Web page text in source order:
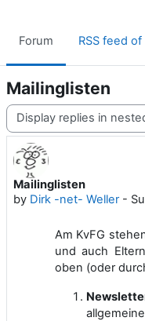
Forum RSS feed
Mailinglisten
Display mode
Mailinglisten
by Dirk -net- Weller-
Number of replies: 0
Am KvFG
und auch
oben (oder